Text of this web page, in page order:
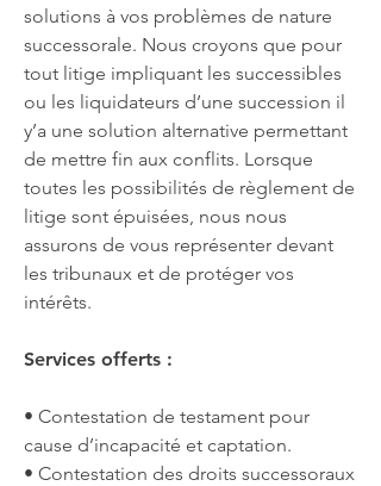
solutions à vos problèmes de nature
successorale. Nous croyons que pour
tout litige impliquant les successibles
ou les liquidateurs d’une succession il
y’a une solution alternative permettant
de mettre fin aux conflits. Lorsque
toutes les possibilités de règlement de
litige sont épuisées, nous nous
assurons de vous représenter devant
les tribunaux et de protéger vos
intérêts.
Services offerts :
• Contestation de testament pour
cause d’incapacité et captation.
• Contestation des droits successoraux